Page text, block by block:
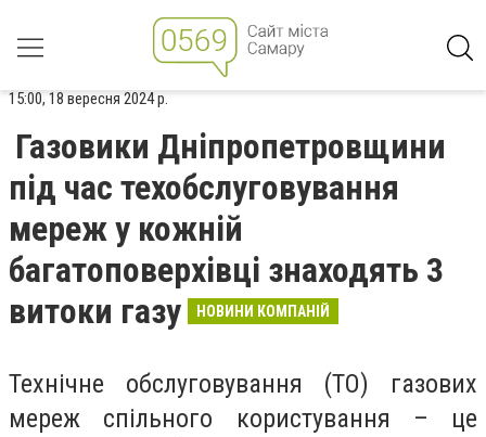
15:00, 18 вересня 2024 р.
Газовики Дніпропетровщини
під час техобслуговування
мереж у кожній
багатоповерхівці знаходять 3
витоки газу
НОВИНИ КОМПАНІЙ
Технічне обслуговування (ТО) газових
мереж спільного користування – це